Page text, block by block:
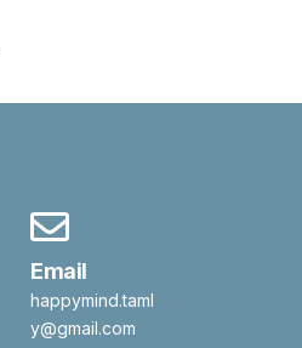
Email
happymind.taml
y@gmail.com